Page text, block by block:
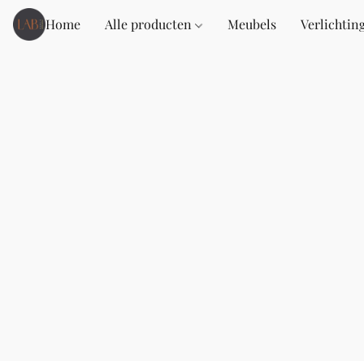
Home Alle producten Meubels